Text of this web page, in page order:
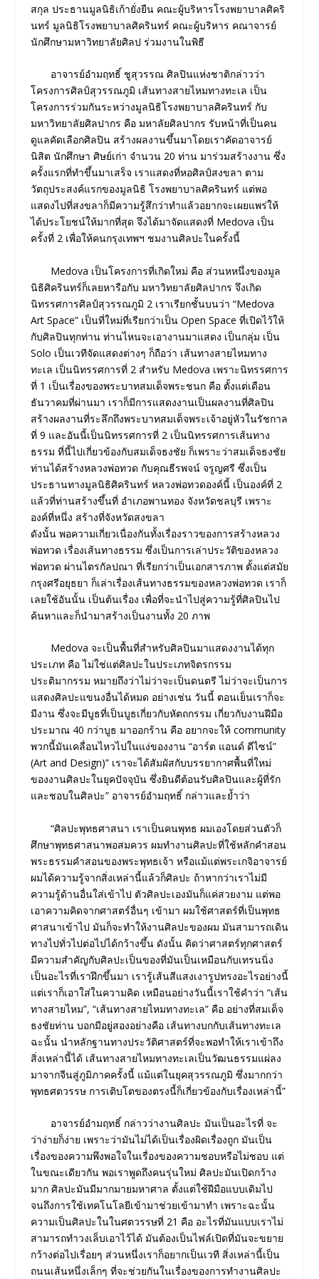
สกุล ประธานมูลนิธิเก้ายั่งยืน คณะผู้บริหารโรงพยาบาลศิคริ
นทร์ มูลนิธิโรงพยาบาลศิครินทร์ คณะผู้บริหาร คณาจารย์
นักศึกษามหาวิทยาลัยศิลป ร่วมงานในพิธี
อาจารย์อำมฤทธิ์ ชูสุวรรณ ศิลปินแห่งชาติกล่าวว่า
โครงการศิลป์สุวรรณภูมิ เส้นทางสายไหมทางทะเล เป็น
โครงการร่วมกันระหว่างมูลนิธิโรงพยาบาลศิครินทร์ กับ
มหาวิทยาลัยศิลปากร คือ มหาลัยศิลปากร รับหน้าที่เป็นคน
ดูแลคัดเลือกศิลปิน สร้างผลงานขึ้นมาโดยเราคัดอาจารย์
นิสิต นักศึกษา ศิษย์เก่า จำนวน 20 ท่าน มาร่วมสร้างงาน ซึ่ง
ครั้งแรกที่ทําขึ้นมาเสร็จ เราแสดงที่หอศิลป์สงขลา ตาม
วัตถุประสงค์แรกของมูลนิธิ โรงพยาบาลศิครินทร์ แต่พอ
แสดงไปที่สงขลาก็มีความรู้สึกว่าทําแล้วอยากจะเผยแพร่ให้
ได้ประโยชน์ให้มากที่สุด จึงได้มาจัดแสดงที่ Medova เป็น
ครั้งที่ 2 เพื่อให้คนกรุงเทพฯ ชมงานศิลปะในครั้งนี้
Medova เป็นโครงการที่เกิดใหม่ คือ ส่วนหหนึ่งของมูล
นิธิศิครินทร์ก็เลยหารือกับ มหาวิทยาลัยศิลปากร จึงเกิด
นิทรรศการศิลป์สุวรรณภูมิ 2 เราเรียกชั้นบนว่า “Medova
Art Space” เป็นที่ใหม่ที่เรียกว่าเป็น Open Space ที่เปิดไว้ให้
กับศิลปินทุกท่าน ท่านไหนจะเอางานมาแสดง เป็นกลุ่ม เป็น
Solo เป็นเวทีจัดแสดงต่างๆ ก็ถือว่า เส้นทางสายไหมทาง
ทะเล เป็นนิทรรศการที่ 2 สําหรับ Medova เพราะนิทรรศการ
ที่ 1 เป็นเรื่องของพระบาทสมเด็จพระชนก คือ ตั้งแต่เดือน
ธันวาคมที่ผ่านมา เราก็มีการแสดงงานเป็นผลงานที่ศิลปิน
สร้างผลงานที่ระลึกถึงพระบาทสมเด็จพระเจ้าอยู่หัวในรัชกาล
ที่ 9 และอันนี้เป็นนิทรรศการที่ 2 เป็นนิทรรศการเส้นทาง
ธรรม ที่นี้ไปเกี่ยวข้องกับสมเด็จธงชัย ก็เพราะว่าสมเด็จธงชัย
ท่านได้สร้างหลวงพ่อทวด กับคุณธีรพจน์ จรูญศรี ซึ่งเป็น
ประธานทางมูลนิธิศิครินทร์ หลวงพ่อทวดองค์นี้ เป็นองค์ที่ 2
แล้วที่ท่านสร้างขึ้นที่ อำเภอพานทอง จังหวัดชลบุรี เพราะ
องค์ที่หนึ่ง สร้างที่จังหวัดสงขลา
ดังนั้น พอความเกี่ยวเนื่องกันทั้งเรื่องราวของการสร้างหลวง
พ่อทวด เรื่องเส้นทางธรรม ซึ่งเป็นการเล่าประวัติของหลวง
พ่อทวด ผ่านไตรกัลปณา ที่เรียกว่าเป็นเอกสารภาพ ตั้งแต่สมัย
กรุงศรีอยุธยา ก็เล่าเรื่องเส้นทางธรรมของหลวงพ่อทวด เราก็
เลยใช้อันนั้น เป็นต้นเรื่อง เพื่อที่จะนําไปสู่ความรู้ที่ศิลปินไป
ค้นหาและก็นํามาสร้างเป็นงานทั้ง 20 ภาพ
Medova จะเป็นพื้นที่สําหรับศิลปินมาแสดงงานได้ทุก
ประเภท คือ ไม่ใช่แต่ศิลปะในประเภทจิตรกรรม
ประติมากรรม หมายถึงว่าไม่ว่าจะเป็นดนตรี ไม่ว่าจะเป็นการ
แสดงศิลปะแขนงอื่นได้หมด อย่างเช่น วันนี้ ตอนเย็นเราก็จะ
มีงาน ซึ่งจะมีบูธที่เป็นบูธเกี่ยวกับหัตถกรรม เกี่ยวกับงานฝีมือ
ประมาณ 40 กว่าบูธ มาออกร้าน คือ อยากจะให้ community
พวกนี้มันเคลื่อนไหวไปในแง่ของงาน “อาร์ต แอนด์ ดีไซน์”
(Art and Design)” เราจะได้สัมผัสกับบรรยากาศพื้นที่ใหม่
ของงานศิลปะในยุคปัจจุบัน ซึ่งยินดีต้อนรับศิลปินและผู้ที่รัก
และชอบในศิลปะ” อาจารย์อำมฤทธิ์ กล่าวและย้ำว่า
“ศิลปะพุทธศาสนา เราเป็นคนพุทธ ผมเองโดยส่วนตัวก็
ศึกษาพุทธศาสนาพอสมควร ผมทํางานศิลปะที่ใช้หลักคำสอน
พระธรรมคําสอนของพระพุทธเจ้า หรือแม้แต่พระเกจิอาจารย์
ผมได้ความรู้จากสิ่งเหล่านี้แล้วก็ศิลปะ ถ้าหากว่าเราไม่มี
ความรู้ด้านอื่นใส่เข้าไป ตัวศิลปะเองมันก็แค่สวยงาม แต่พอ
เอาความคิดจากศาสตร์อื่นๆ เข้ามา ผมใช้ศาสตร์ที่เป็นพุทธ
ศาสนาเข้าไป มันก็จะทําให้งานศิลปะของผม มันสามารถเดิน
ทางไปทั่วไปต่อไปได้กว้างขึ้น ดังนั้น คิดว่าศาสตร์ทุกศาสตร์
มีความสําคัญกับศิลปะเป็นของที่มันเป็นเหมือนกับเทรนนิ่ง
เป็นอะไรที่เราฝึกขึ้นมา เรารู้เส้นสีแสงเงารูปทรงอะไรอย่างนี้
แต่เราก็เอาใส่ในความคิด เหมือนอย่างวันนี้เราใช้คําว่า “เส้น
ทางสายไหม”, “เส้นทางสายไหมทางทะเล” คือ อย่างที่สมเด็จ
ธงชัยท่าน บอกมีอยู่สองอย่างคือ เส้นทางบกกับเส้นทางทะเล
ฉะนั้น นําหลักฐานทางประวัติศาสตร์ที่จะพอทำให้เราเข้าถึง
สิ่งเหล่านี้ได้ เส้นทางสายไหมทางทะเลเป็นวัฒนธรรมแผ่ลง
มาจากจีนสู่ภูมิภาคครั้งนี้ แม้แต่ในยุคสุวรรณภูมิ ซึ่งมากกว่า
พุทธศตวรรษ การเติบโตของตรงนี้ก็เกี่ยวข้องกับเรื่องเหล่านี้”
อาจารย์อำมฤทธิ์ กล่าวว่างานศิลปะ มันเป็นอะไรที่ จะ
ว่าง่ายก็ง่าย เพราะว่ามันไม่ได้เป็นเรื่องผิดเรื่องถูก มันเป็น
เรื่องของความพึงพอใจในเรื่องของความชอบหรือไม่ชอบ แต่
ในขณะเดียวกัน พอเราพูดถึงคนรุ่นใหม่ ศิลปะมันเปิดกว้าง
มาก ศิลปะมันมีมากมายมหาศาล ตั้งแต่ใช้ฝีมือแบบเดิมไป
จนถึงการใช้เทคโนโลยีเข้ามาช่วยเข้ามาทํา เพราะฉะนั้น
ความเป็นศิลปะในในศตวรรษที่ 21 คือ อะไรที่มันแบบเราไม่
สามารถทําวงเล็บเอาไว้ได้ มันต้องเป็นไฟล์เปิดที่มันจะขยาย
กว้างต่อไปเรื่อยๆ ส่วนหนึ่งเราก็อยากเป็นเวที สิ่งเหล่านี้เป็น
ถนนเส้นหนึ่งเล็กๆ ที่จะช่วยกันในเรื่องของการทํางานศิลปะ